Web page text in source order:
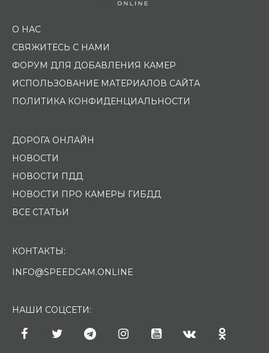
О НАС
СВЯЖИТЕСЬ С НАМИ
ФОРУМ ДЛЯ ДОБАВЛЕНИЯ КАМЕР
ИСПОЛЬЗОВАНИЕ МАТЕРИАЛОВ САЙТА
ПОЛИТИКА КОНФИДЕНЦИАЛЬНОСТИ
ДОРОГА ОНЛАЙН
НОВОСТИ
НОВОСТИ ПДД
НОВОСТИ ПРО КАМЕРЫ ГИБДД
ВСЕ СТАТЬИ
КОНТАКТЫ:
INFO@SPEEDCAM.ONLINE
НАШИ СОЦСЕТИ: